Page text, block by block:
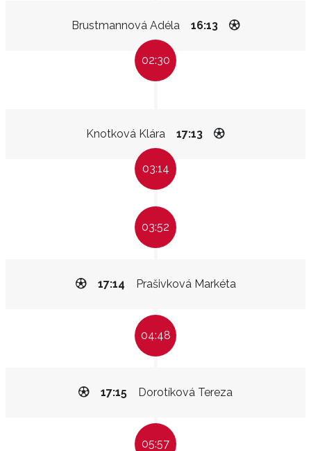
Brustmannová Adéla 16:13
02:30
Knotková Klára 17:13
03:14
03:52
Prašivková Markéta
17:14
04:48
Dorotíková Tereza
17:15
05:57